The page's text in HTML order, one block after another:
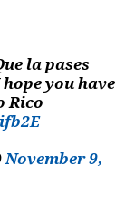
la pases
you have
Rico
November 9,